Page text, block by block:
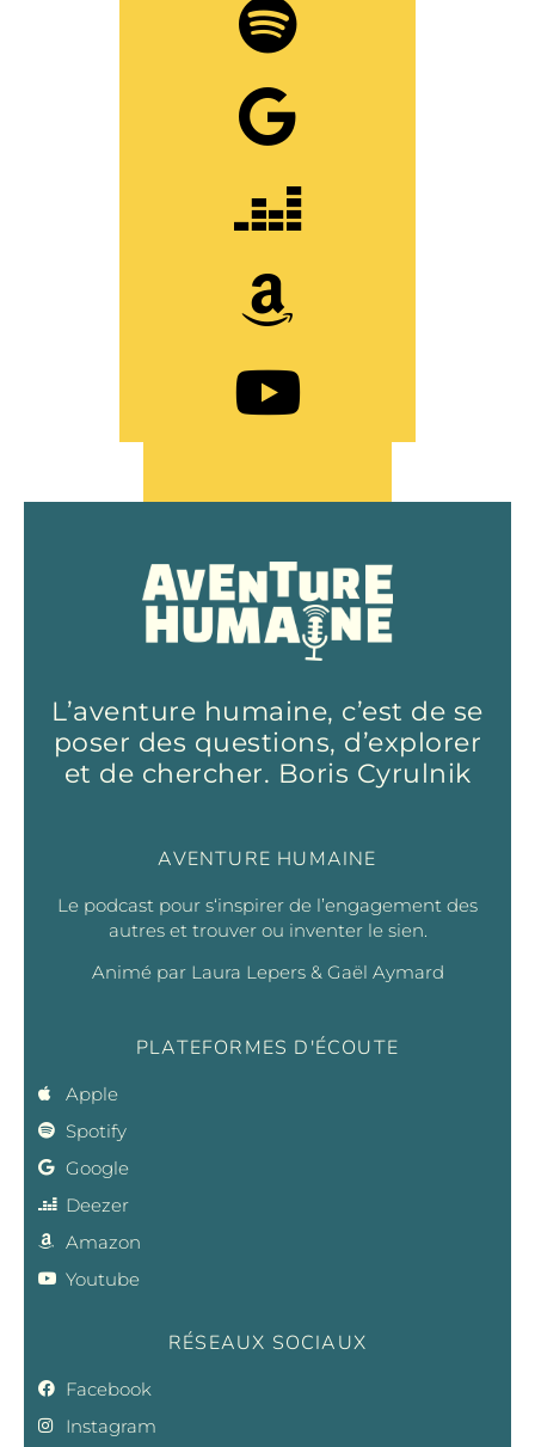
L’aventure humaine, c’est de se
poser des questions, d’explorer
et de chercher. Boris Cyrulnik
AVENTURE HUMAINE
Le podcast pour s‘inspirer de l’engagement des
autres et trouver ou inventer le sien.
Animé par Laura Lepers & Gaël Aymard
PLATEFORMES D'ÉCOUTE
Apple
Spotify
Google
Deezer
Amazon
Youtube
RÉSEAUX SOCIAUX
Facebook
Instagram